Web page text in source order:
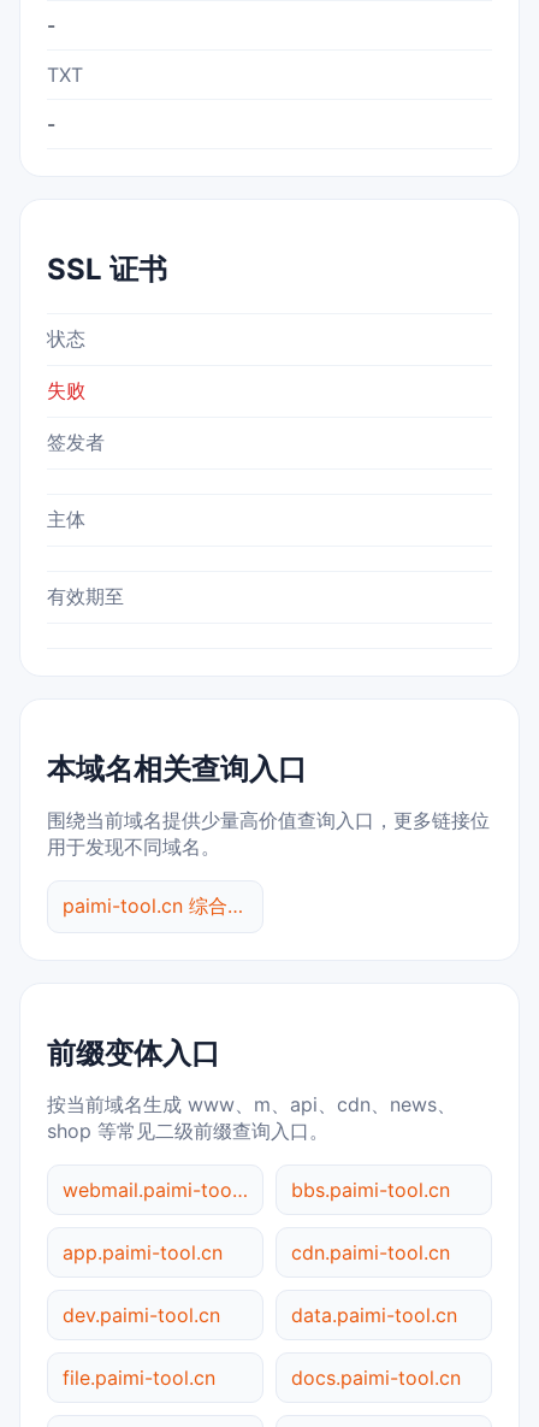
-
TXT
-
SSL 证书
状态
失败
签发者
主体
有效期至
本域名相关查询入口
围绕当前域名提供少量高价值查询入口，更多链接位
用于发现不同域名。
paimi-tool.cn 综合查询
前缀变体入口
按当前域名生成 www、m、api、cdn、news、
shop 等常见二级前缀查询入口。
webmail.paimi-tool.cn bbs.paimi-tool.cn
app.paimi-tool.cn cdn.paimi-tool.cn
dev.paimi-tool.cn data.paimi-tool.cn
file.paimi-tool.cn docs.paimi-tool.cn